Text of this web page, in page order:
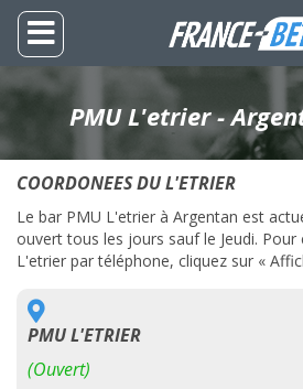
PMU L'etrier -
COORDONEES DU L'ETRIER
Le bar PMU L'etrier à Argentan est
ouvert tous les jours sauf le Jeudi.
L'etrier par téléphone, cliquez sur «
PMU L'ETRIER
(Ouvert)